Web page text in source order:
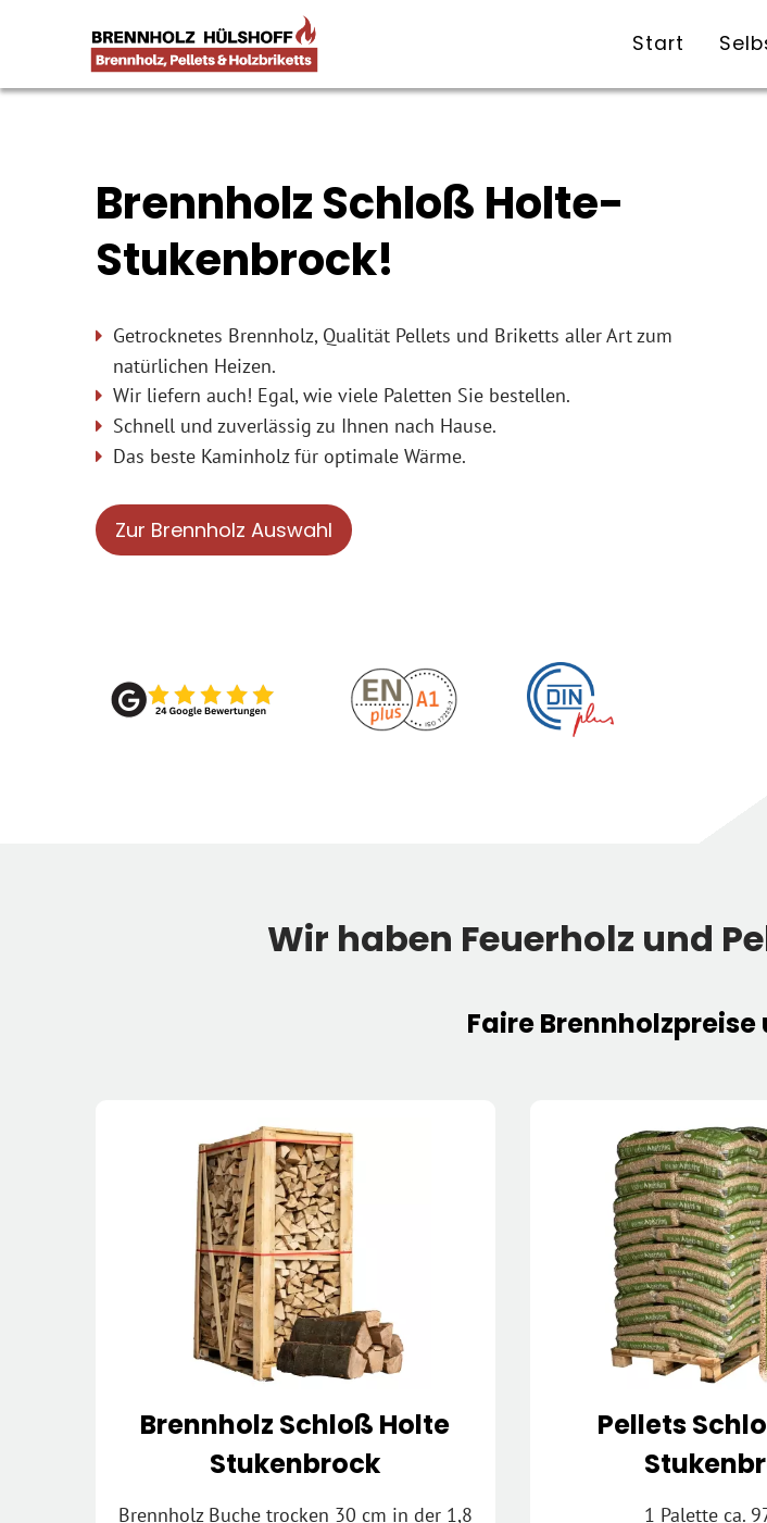
Start
Brennholz Schloß Holte-
Stukenbrock!
Getrocknetes Brennholz, Qualität Pellets und Briketts aller Art zum
natürlichen Heizen.
Wir liefern auch! Egal, wie viele Paletten Sie bestellen.
Schnell und zuverlässig zu Ihnen nach Hause.
Das beste Kaminholz für optimale Wärme.
Zur Brennholz Auswahl
Wir haben Feuerholz und
FaireBrennholzpreise
Brennholz Schloß Holte
Stukenbrock
Brennholz Buche trocken 30 cm in der 1,8
Pellets
1 Palette ca.